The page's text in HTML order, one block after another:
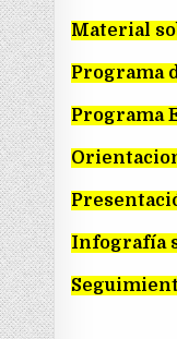
Material
Programa
Programa
Infografía